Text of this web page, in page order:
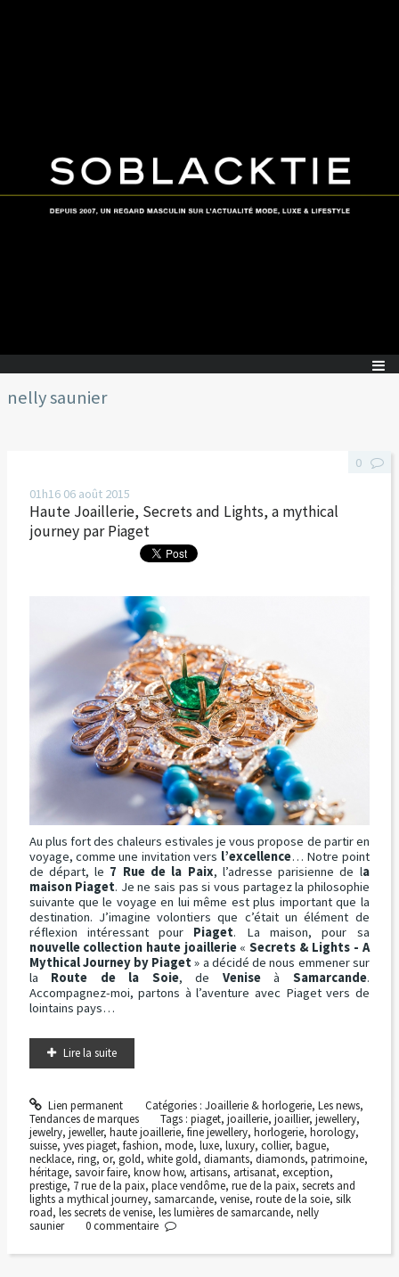
nelly saunier
01h16 06 août 2015
Haute Joaillerie, Secrets and Lights, a mythical
journey par Piaget
Au plus fort des chaleurs estivales je vous propose de partir en
voyage, comme une invitation vers l’excellence… Notre point
de départ, le 7 Rue de la Paix, l’adresse parisienne de la
maison Piaget. Je ne sais pas si vous partagez la philosophie
suivante que le voyage en lui même est plus important que la
destination. J’imagine volontiers que c’était un élément de
réflexion intéressant pour Piaget. La maison, pour sa
nouvelle collection haute joaillerie« Secrets & Lights - A
Mythical Journey by Piaget» a décidé de nous emmener sur
la Route de la Soie, de Veniseà Samarcande.
Accompagnez-moi, partons à l’aventure avec Piaget vers de
lointains pays…
Lire la suite
Lien permanent Catégories : Joaillerie & horlogerie, Les news,
Tendances de marques
Tags :piaget,joaillerie,joaillier,jewellery,
jewelry, jeweller, haute joaillerie, fine jewellery, horlogerie, horology,
suisse, yves piaget, fashion, mode, luxe, luxury, collier, bague,
necklace, ring, or, gold, white gold, diamants, diamonds, patrimoine,
héritage, savoir faire, know how, artisans, artisanat, exception,
prestige, 7 rue de la paix, place vendôme, rue de la paix, secrets and
lights a mythical journey, samarcande, venise, route de la soie, silk
road, les secrets de venise, les lumières de samarcande, nelly
saunier
0
0commentaire